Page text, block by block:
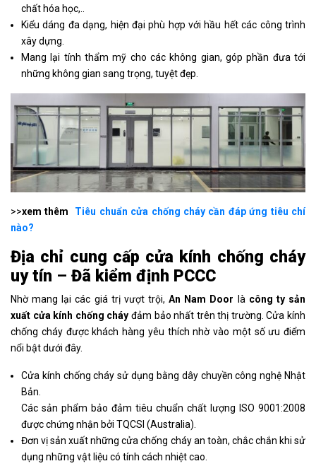
chất hóa học,..
Kiểu dáng đa dạng, hiện đại phù hợp với hầu hết các công trình
xây dựng.
Mang lại tính thẩm mỹ cho các không gian, góp phần đưa tới
những không gian sang trọng, tuyệt đẹp.
>>xem thêm
Tiêu chuẩn cửa chống cháy cần đáp ứng tiêu chí
nào?
Địa chỉ cung cấp cửa kính chống cháy
uy tín – Đã kiểm định PCCC
Nhờ mang lại các giá trị vượt trội,An Nam Door là công ty sản
xuất cửa kính chống cháy đảm bảo nhất trên thị trường. Cửa kính
chống cháy được khách hàng yêu thích nhờ vào một số ưu điểm
nổi bật dưới đây.
Cửa kính chống cháy sử dụng bằng dây chuyền công nghệ Nhật
Bản.
Các sản phẩm bảo đảm tiêu chuẩn chất lượng ISO 9001:2008
được chứng nhận bởi TQCSI (Australia).
Đơn vị sản xuất những cửa chống cháy an toàn, chắc chắn khi sử
dụng những vật liệu có tính cách nhiệt cao.